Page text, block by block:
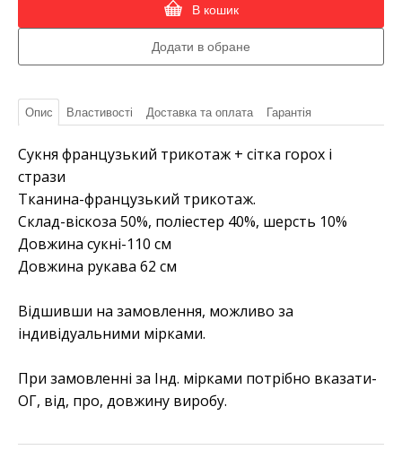
В кошик
Опис Властивості Доставка та оплата Гарантія
Сукня французький трикотаж + сітка горох і
стрази
Тканина-французький трикотаж.
Склад-віскоза 50%, поліестер 40%, шерсть 10%
Довжина сукні-110 см
Довжина рукава 62 см
Відшивши на замовлення, можливо за
індивідуальними мірками.
При замовленні за Інд. мірками потрібно вказати-
ОГ, від, про, довжину виробу.